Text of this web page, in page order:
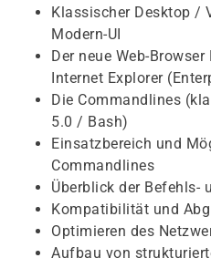
Klassischer Desktop /
Modern-UI
Der neue Web-
Internet Explorer
Die Commandlines
5.0 / Bash)
Einsatzbereich und
Commandlines
Überblick der Befehls-
Kompatibilität und
Optimieren des
Aufbau von